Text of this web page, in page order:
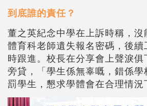
到底誰的責任？
董之英紀念中學在上訴時稱，
體育科老師遺失報名密碼，後續
時跟進。校長在分享會上聲淚
旁貸，「學生係無辜嘅，錯係
罰學生，懇求學體會在合理情況